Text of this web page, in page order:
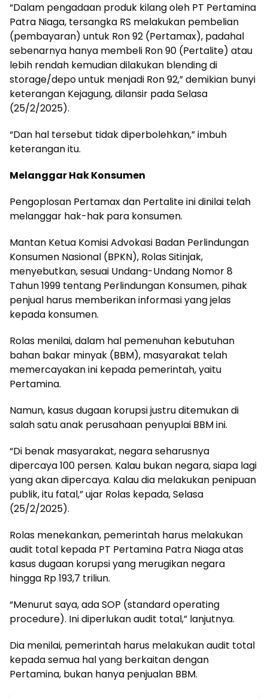
“Dalam pengadaan produk kilang oleh PT Pertamina
Patra Niaga, tersangka RS melakukan pembelian
(pembayaran) untuk Ron 92 (Pertamax), padahal
sebenarnya hanya membeli Ron 90 (Pertalite) atau
lebih rendah kemudian dilakukan blending di
storage/depo untuk menjadi Ron 92,” demikian bunyi
keterangan Kejagung, dilansir pada Selasa
(25/2/2025).
“Dan hal tersebut tidak diperbolehkan,” imbuh
keterangan itu.
Melanggar Hak Konsumen
Pengoplosan Pertamax dan Pertalite ini dinilai telah
melanggar hak-hak para konsumen.
Mantan Ketua Komisi Advokasi Badan Perlindungan
Konsumen Nasional (BPKN), Rolas Sitinjak,
menyebutkan, sesuai Undang-Undang Nomor 8
Tahun 1999 tentang Perlindungan Konsumen, pihak
penjual harus memberikan informasi yang jelas
kepada konsumen.
Rolas menilai, dalam hal pemenuhan kebutuhan
bahan bakar minyak (BBM), masyarakat telah
memercayakan ini kepada pemerintah, yaitu
Pertamina.
Namun, kasus dugaan korupsi justru ditemukan di
salah satu anak perusahaan penyuplai BBM ini.
“Di benak masyarakat, negara seharusnya
dipercaya 100 persen. Kalau bukan negara, siapa lagi
yang akan dipercaya. Kalau dia melakukan penipuan
publik, itu fatal,” ujar Rolas kepada, Selasa
(25/2/2025).
Rolas menekankan, pemerintah harus melakukan
audit total kepada PT Pertamina Patra Niaga atas
kasus dugaan korupsi yang merugikan negara
hingga Rp 193,7 triliun.
“Menurut saya, ada SOP (standard operating
procedure). Ini diperlukan audit total,” lanjutnya.
Dia menilai, pemerintah harus melakukan audit total
kepada semua hal yang berkaitan dengan
Pertamina, bukan hanya penjualan BBM.